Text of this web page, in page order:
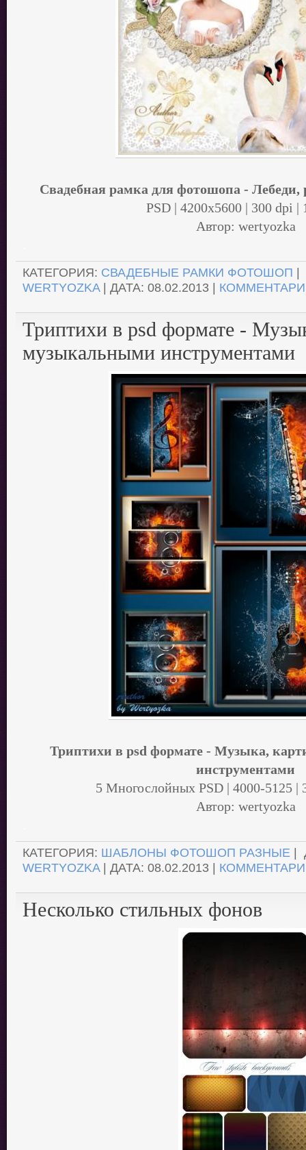
Свадебная рамка для фотошопа - Лебеди,
PSD | 4200x5600 | 300 dpi |
Автор: wertyozka
КАТЕГОРИЯ: СВАДЕБНЫЕ РАМКИ ФОТОШОП |
WERTYOZKA| ДАТА: 08.02.2013 |
Триптихи в psd формате -
музыкальными инструментами
Триптихи в psd формате - Музыка,
инструментами
5 Многослойных PSD | 4000-5125 |
Автор: wertyozka
КАТЕГОРИЯ: ШАБЛОНЫ ФОТОШОП РАЗНЫЕ |
WERTYOZKA| ДАТА: 08.02.2013 |
Несколько стильных фонов